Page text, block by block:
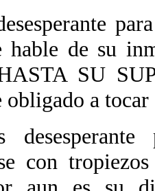
hable de su
SU
obligado a
con